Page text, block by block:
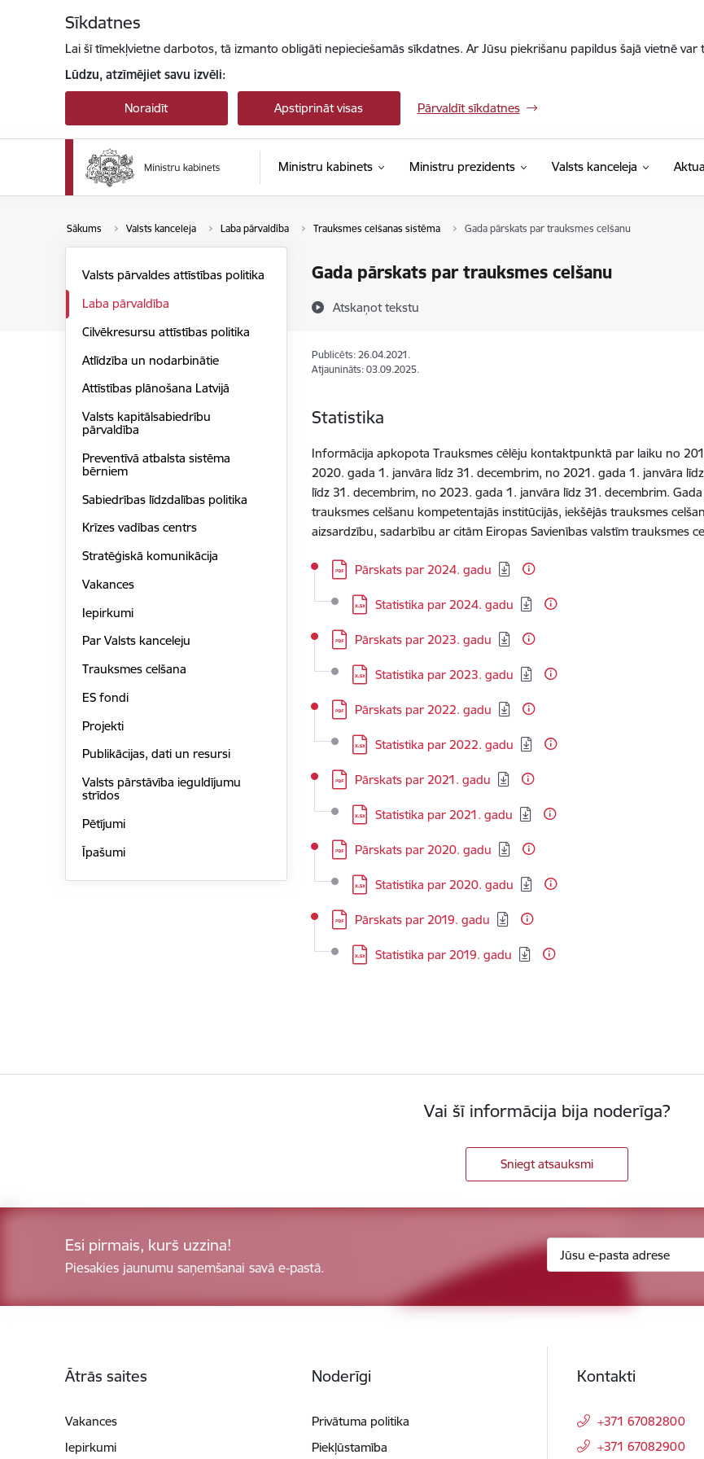
Sīkdatnes
Lai šī tīmekļvietne darbotos, tā izmanto obligāti nepieciešamās sīkdatnes. Ar Jūsu piekrišanu papildus šajā vietnē
Lūdzu, atzīmējiet savu izvēli:
Noraidīt Apstiprināt visas Pārvaldīt sīkdatnes
Ministru kabinets Ministru prezidents Valsts kanceleja
Sākums Valsts kanceleja Laba pārvaldība Trauksmes celšanas sistēma Gada pārskats par trauksmes celšanu
Gada pārskats par trauksmes celšanu
Atskaņot tekstu
Valsts pārvaldes attīstības politika
Laba pārvaldība
Cilvēkresursu attīstības politika
Atlīdzība un nodarbinātie
Attīstības plānošana Latvijā
Valsts kapitālsabiedrību
pārvaldība
Preventīvā atbalsta sistēma
bērniem
Sabiedrības līdzdalības politika
Krīzes vadības centrs
Stratēģiskā komunikācija
Vakances
Iepirkumi
Par Valsts kanceleju
Trauksmes celšana
ES fondi
Projekti
Publikācijas, dati un resursi
Valsts pārstāvība ieguldījumu
strīdos
Pētījumi
Īpašumi
Publicēts: 26.04.2021.
Atjaunināts: 03.09.2025.
Statistika
Informācija apkopota Trauksmes cēlēju kontaktpunktā par laiku no
2020. gada 1. janvāra līdz 31. decembrim, no 2021. gada 1. janvāra
līdz 31. decembrim, no 2023. gada 1. janvāra līdz 31. decembrim.
trauksmes celšanu kompetentajās institūcijās, iekšējās trauksmes
aizsardzību, sadarbību ar citām Eiropas Savienības valstīm trauksmes
Lejupielādēt:
Pārskats par 2024. gadu
Lejupielādēt:
Statistika par 2024. gadu
Lejupielādēt:
Pārskats par 2023. gadu
Lejupielādēt:
Statistika par 2023. gadu
Lejupielādēt:
Pārskats par 2022. gadu
Lejupielādēt:
Statistika par 2022. gadu
Lejupielādēt:
Pārskats par 2021. gadu
Lejupielādēt:
Statistika par 2021. gadu
Lejupielādēt:
Pārskats par 2020. gadu
Lejupielādēt:
Statistika par 2020. gadu
Lejupielādēt:
Pārskats par 2019. gadu
Lejupielādēt:
Statistika par 2019. gadu
Vai šī informācija bija noderīga?
Sniegt atsauksmi
Esi pirmais, kurš uzzina!
Piesakies jaunumu saņemšanai savā e-pastā.
Ātrās saites
Vakances
Iepirkumi
Noderīgi
Privātuma politika
Piekļūstamība
Kontakti
+371 67082800
+371 67082900